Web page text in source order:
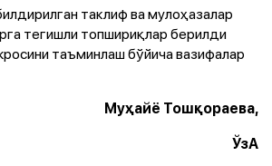
таклиф ва мулоҳазалар
тегишли топшириқлар берилди
таъминлаш бўйича вазифалар
Муҳайё Тошқораева,
ЎзА